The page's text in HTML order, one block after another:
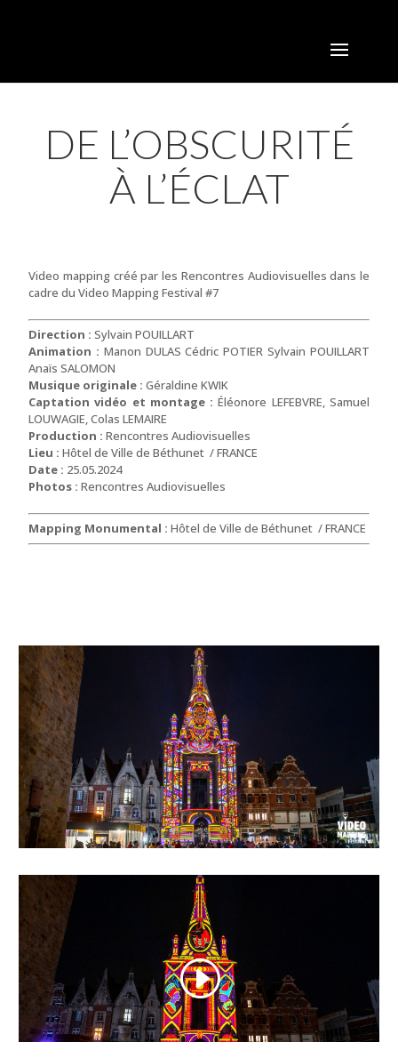
DE L’OBSCURITÉ
À L’ÉCLAT
Video mapping créé par les Rencontres Audiovisuelles dans le
cadre du Video Mapping Festival #7
Direction : Sylvain POUILLART
Animation : Manon DULAS Cédric POTIER Sylvain POUILLART
Anaïs SALOMON
Musique originale : Géraldine KWIK
Captation vidéo et montage :Éléonore LEFEBVRE, Samuel
LOUWAGIE, Colas LEMAIRE
Production : Rencontres Audiovisuelles
Lieu : Hôtel de Ville de Béthunet / FRANCE
Date : 25.05.2024
Photos : Rencontres Audiovisuelles
Mapping Monumental : Hôtel de Ville de Béthunet / FRANCE